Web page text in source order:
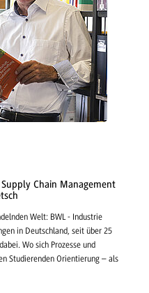
Chain Management
Welt: BWL - Industrie
in Deutschland, seit über 25
Wo sich Prozesse und
Studierenden Orientierung – als